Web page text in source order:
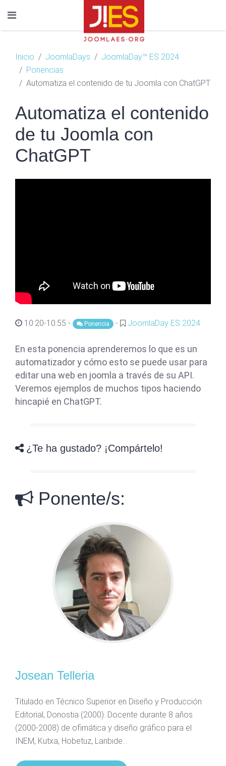
Inicio JoomlaDays
JoomlaDay™ ES 2024
Ponencias
Automatiza el contenido de tu Joomla con ChatGPT
Automatiza el contenido
de tu Joomla con
ChatGPT
10:20-10:55 - Ponencia - JoomlaDay ES 2024
En esta ponencia aprenderemos lo que es un
automatizador y cómo esto se puede usar para
editar una web en joomla a través de su API.
Veremos ejemplos de muchos tipos haciendo
hincapié en ChatGPT.
¿Te ha gustado? ¡Compártelo!
Ponente/s:
Josean Telleria
Titulado en Técnico Superior en Diseño y Producción
Editorial, Donostia (2000). Docente durante 8 años
(2000-2008) de ofimática y diseño gráfico para el
INEM, Kutxa, Hobetuz, Lanbide…